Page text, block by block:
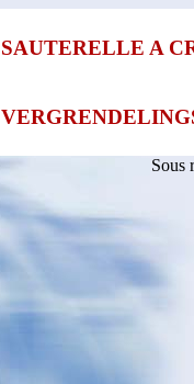
SAUTERELLE A
Sous